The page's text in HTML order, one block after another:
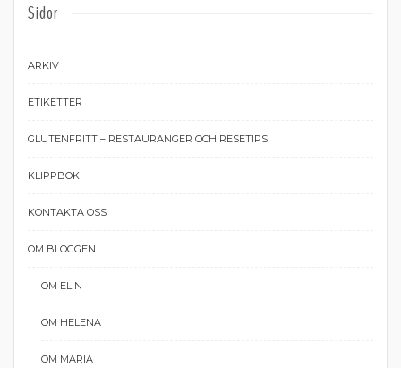
Sidor
ARKIV
ETIKETTER
GLUTENFRITT – RESTAURANGER OCH RESETIPS
KLIPPBOK
KONTAKTA OSS
OM BLOGGEN
OM ELIN
OM HELENA
OM MARIA